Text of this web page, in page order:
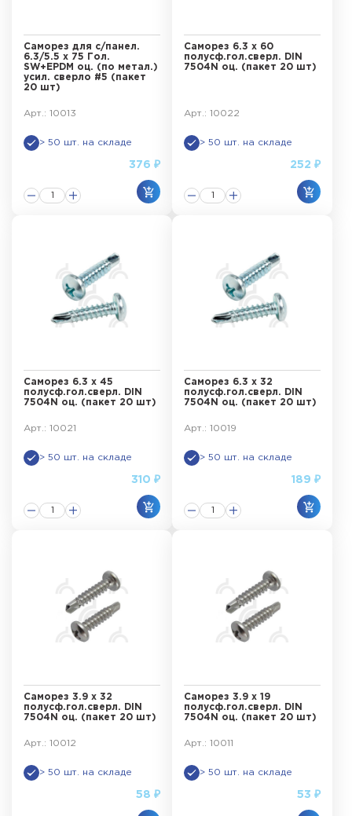
Саморез для с/панел.
6.3/5.5 х 75 Гол.
SW+EPDM оц. (по метал.)
усил. сверло #5 (пакет
20 шт)
Арт.: 10013
> 50 шт. на складе
376 ₽
Саморез 6.3 х 60
полусф.гол.сверл. DIN
7504N оц. (пакет 20 шт)
Арт.: 10022
> 50 шт. на складе
252 ₽
Саморез 6.3 х 45
полусф.гол.сверл. DIN
7504N оц. (пакет 20 шт)
Арт.: 10021
> 50 шт. на складе
310 ₽
Саморез 6.3 х 32
полусф.гол.сверл. DIN
7504N оц. (пакет 20 шт)
Арт.: 10019
> 50 шт. на складе
189 ₽
Саморез 3.9 х 32
полусф.гол.сверл. DIN
7504N оц. (пакет 20 шт)
Арт.: 10012
> 50 шт. на складе
58 ₽
Саморез 3.9 х 19
полусф.гол.сверл. DIN
7504N оц. (пакет 20 шт)
Арт.: 10011
> 50 шт. на складе
53 ₽